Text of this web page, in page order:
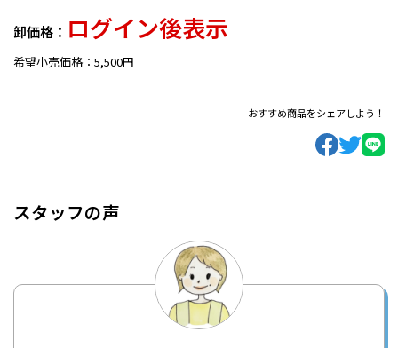
卸価格： ログイン後表示
希望小売価格：5,500円
おすすめ商品をシェアしよう！
スタッフの声